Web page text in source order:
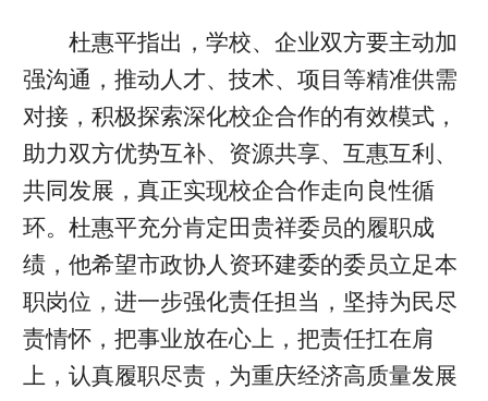
杜惠平指出，学校、企业双方要主动加
强沟通，推动人才、技术、项目等精准供需
对接，积极探索深化校企合作的有效模式，
助力双方优势互补、资源共享、互惠互利、
共同发展，真正实现校企合作走向良性循
环。杜惠平充分肯定田贵祥委员的履职成
绩，他希望市政协人资环建委的委员立足本
职岗位，进一步强化责任担当，坚持为民尽
责情怀，把事业放在心上，把责任扛在肩
上，认真履职尽责，为重庆经济高质量发展